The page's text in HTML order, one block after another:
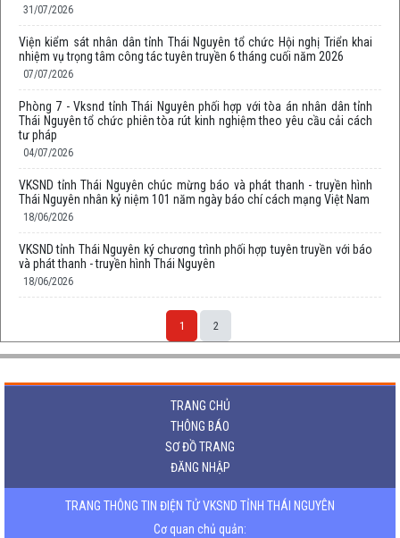
31/07/2026
Viện kiểm sát nhân dân tỉnh Thái Nguyên tổ chức Hội nghị Triển khai
nhiệm vụ trọng tâm công tác tuyên truyền 6 tháng cuối năm 2026
07/07/2026
Phòng 7 - Vksnd tỉnh Thái Nguyên phối hợp với tòa án nhân dân tỉnh
Thái Nguyên tổ chức phiên tòa rút kinh nghiệm theo yêu cầu cải cách
tư pháp
04/07/2026
VKSND tỉnh Thái Nguyên chúc mừng báo và phát thanh - truyền hình
Thái Nguyên nhân kỷ niệm 101 năm ngày báo chí cách mạng Việt Nam
18/06/2026
VKSND tỉnh Thái Nguyên ký chương trình phối hợp tuyên truyền với báo
và phát thanh - truyền hình Thái Nguyên
18/06/2026
1 2
TRANG CHỦ
THÔNG BÁO
SƠ ĐỒ TRANG
ĐĂNG NHẬP
TRANG THÔNG TIN ĐIỆN TỬ VKSND TỈNH THÁI NGUYÊN
Cơ quan chủ quản: